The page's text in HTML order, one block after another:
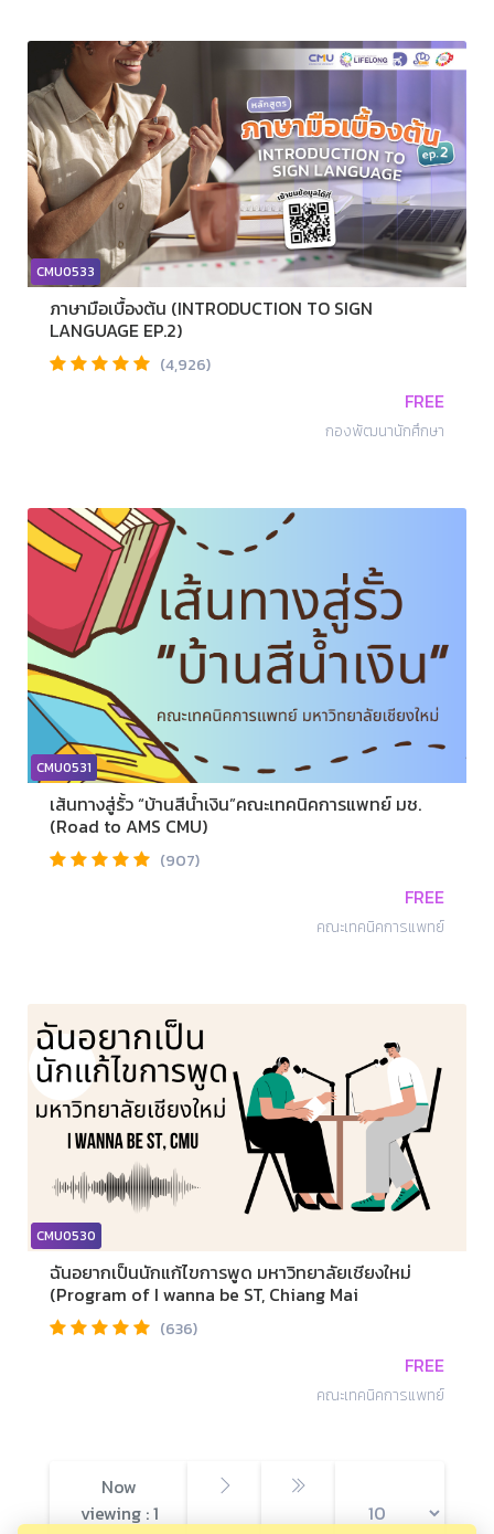
CMU0533
ภาษามือเบื้องต้น (INTRODUCTION TO SIGN
LANGUAGE EP.2)
(4,926)
FREE
กองพัฒนานักศึกษา
CMU0531
เส้นทางสู่รั้ว “บ้านสีน้ำเงิน”คณะเทคนิคการแพทย์ มช.
(Road to AMS CMU)
(907)
FREE
คณะเทคนิคการแพทย์
CMU0530
ฉันอยากเป็นนักแก้ไขการพูด มหาวิทยาลัยเชียงใหม่
(Program of I wanna be ST, Chiang Mai
University)
(636)
FREE
คณะเทคนิคการแพทย์
Now
viewing : 1